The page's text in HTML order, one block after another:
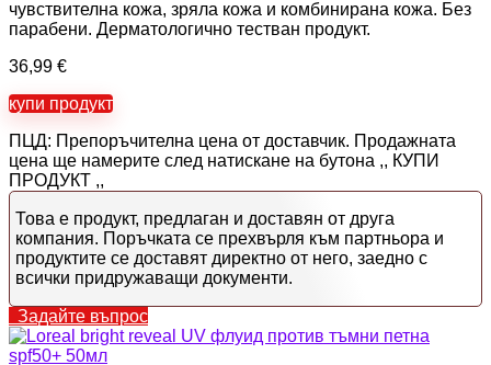
чувствителна кожа, зряла кожа и комбинирана кожа. Без
парабени. Дерматологично тестван продукт.
36,99 €
купи продукт
ПЦД: Препоръчителна цена от доставчик. Продажната
цена ще намерите след натискане на бутона ,, КУПИ
ПРОДУКТ ,,
Това е продукт, предлаган и доставян от друга
компания. Поръчката се прехвърля към партньора и
продуктите се доставят директно от него, заедно с
всички придружаващи документи.
Задайте въпрос